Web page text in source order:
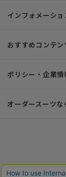
インフォメーショ
おすすめコンテン
ポリシー・企業情
オーダースーツ